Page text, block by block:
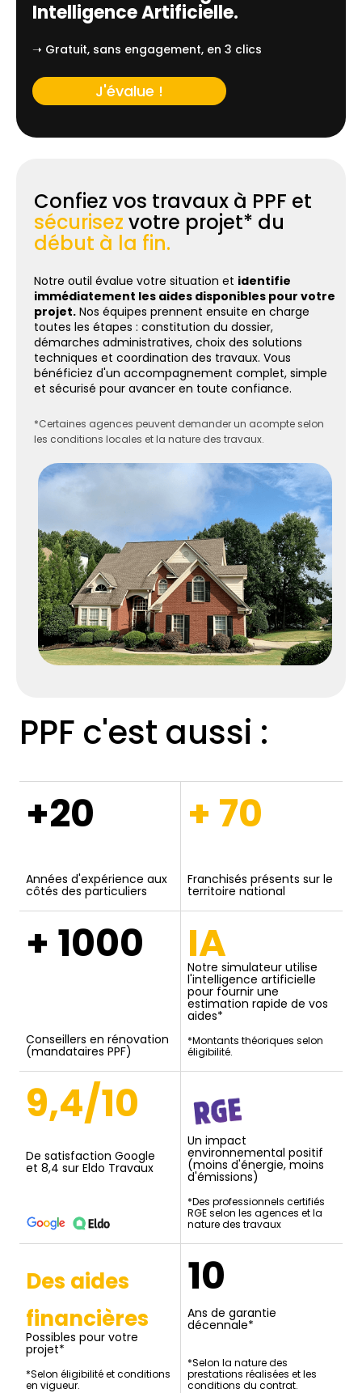
Intelligence Artificielle.
➝ Gratuit, sans engagement, en 3 clics
J'évalue !
Confiez vos travaux à PPF et
sécurisez votre projet* du
début à la fin.
Notre outil évalue votre situation et identifie
immédiatement les aides disponibles pour votre
projet. Nos équipes prennent ensuite en charge
toutes les étapes : constitution du dossier,
démarches administratives, choix des solutions
techniques et coordination des travaux. Vous
bénéficiez d'un accompagnement complet, simple
et sécurisé pour avancer en toute confiance.
*Certaines agences peuvent demander un acompte selon
les conditions locales et la nature des travaux.
PPF c'est aussi :
+20
Années d'expérience aux
côtés des particuliers
+ 70
Franchisés présents sur le
territoire national
+ 1000
Conseillers en rénovation
(mandataires PPF)
IA
Notre simulateur utilise
l'intelligence artificielle
pour fournir une
estimation rapide de vos
aides*
*Montants théoriques selon
éligibilité.
9,4/10
De satisfaction Google
et 8,4 sur Eldo Travaux
Un impact
environnemental positif
(moins d'énergie, moins
d'émissions)
*Des professionnels certifiés
RGE selon les agences et la
nature des travaux
Des aides
financières
Possibles pour votre
projet*
*Selon éligibilité et conditions
en vigueur.
10
Ans de garantie
décennale*
*Selon la nature des
prestations réalisées et les
conditions du contrat.